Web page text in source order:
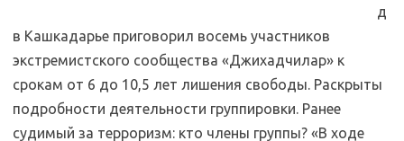
д
в Кашкадарье приговорил восемь участников
экстремистского сообщества «Джихадчилар» к
срокам от 6 до 10,5 лет лишения свободы. Раскрыты
подробности деятельности группировки. Ранее
судимый за терроризм: кто члены группы? «В ходе